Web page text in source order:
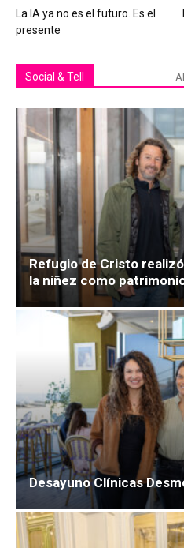
La IA ya no es el futuro. Es el
presente
Social & Tell All
Refugio de Cristo
la niñez como
Desayuno Clínicas